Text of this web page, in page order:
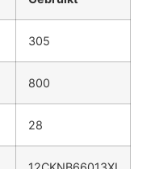
305
800
28